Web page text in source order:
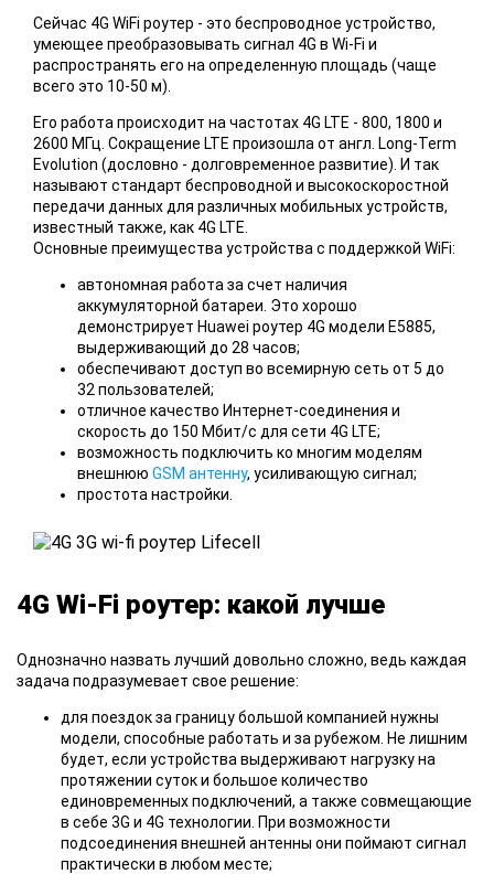
Сейчас 4G WiFi роутер - это беспроводное устройство,
умеющее преобразовывать сигнал 4G в Wi-Fi и
распространять его на определенную площадь (чаще
всего это 10-50 м).
Его работа происходит на частотах 4G LTE - 800, 1800 и
2600 МГц. Сокращение LTE произошла от англ. Long-Term
Evolution (дословно - долговременное развитие). И так
называют стандарт беспроводной и высокоскоростной
передачи данных для различных мобильных устройств,
известный также, как 4G LTE.
Основные преимущества устройства с поддержкой WiFi:
автономная работа за счет наличия
аккумуляторной батареи. Это хорошо
демонстрирует Huawei роутер 4G модели E5885,
выдерживающий до 28 часов;
обеспечивают доступ во всемирную сеть от 5 до
32 пользователей;
отличное качество Интернет-соединения и
скорость до 150 Мбит/с для сети 4G LTE;
возможность подключить ко многим моделям
внешнюю GSM антенну, усиливающую сигнал;
простота настройки.
4G Wi-Fi роутер: какой лучше
Однозначно назвать лучший довольно сложно, ведь каждая
задача подразумевает свое решение:
для поездок за границу большой компанией нужны
модели, способные работать и за рубежом. Не лишним
будет, если устройства выдерживают нагрузку на
протяжении суток и большое количество
единовременных подключений, а также совмещающие
в себе 3G и 4G технологии. При возможности
подсоединения внешней антенны они поймают сигнал
практически в любом месте;